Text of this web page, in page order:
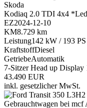
Skoda
Kodiaq 2.0 TDI 4x4
EZ2024-12-10
KM8.729 km
Leistung142 kW / 193 PS
KraftstoffDiesel
GetriebeAutomatik
7-Sitzer Head up Display
43.490 EUR
inkl. gesetzlicher MwSt.